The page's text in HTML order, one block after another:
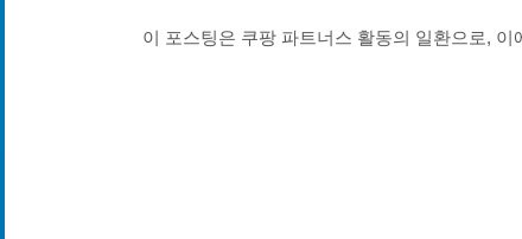
이 포스팅은 쿠팡 파트너스 활동의 일환으로,